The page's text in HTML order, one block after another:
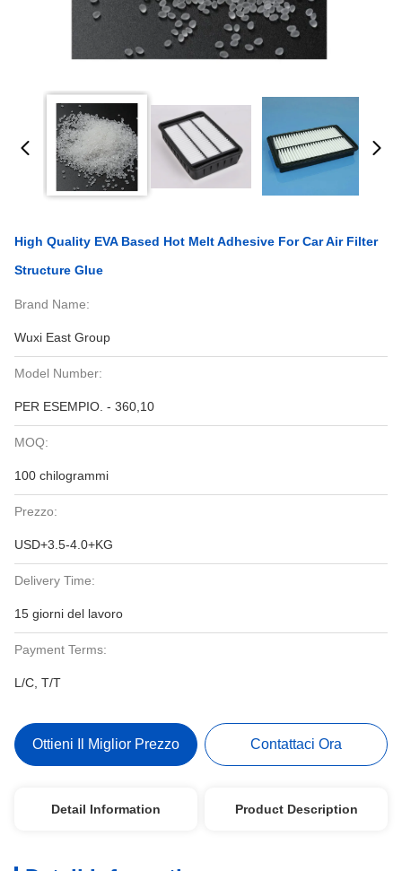
High Quality EVA Based Hot Melt Adhesive For Car Air Filter
Structure Glue
Brand Name:
Wuxi East Group
Model Number:
PER ESEMPIO. - 360,10
MOQ:
100 chilogrammi
Prezzo:
USD+3.5-4.0+KG
Delivery Time:
15 giorni del lavoro
Payment Terms:
L/C, T/T
Ottieni Il Miglior Prezzo Contattaci Ora
Detail Information Product Description